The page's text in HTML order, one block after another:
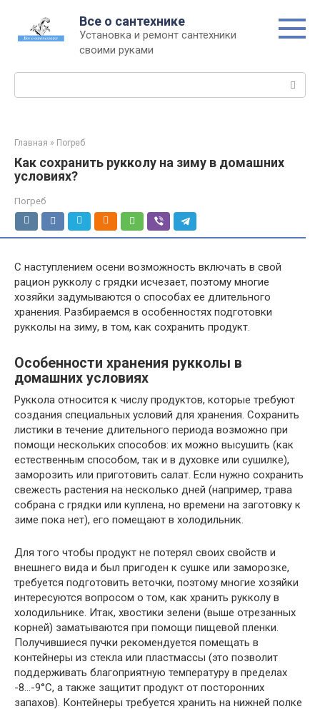
контенту
Все о сантехнике
Установка и ремонт сантехники
своими руками
Главная » Погреб
Как сохранить рукколу на зиму в домашних
условиях?
Погреб
С наступлением осени возможность включать в свой
рацион рукколу с грядки исчезает, поэтому многие
хозяйки задумываются о способах ее длительного
хранения. Разбираемся в особенностях подготовки
рукколы на зиму, в том, как сохранить продукт.
Особенности хранения рукколы в
домашних условиях
Руккола относится к числу продуктов, которые требуют
создания специальных условий для хранения. Сохранить
листики в течение длительного периода возможно при
помощи нескольких способов: их можно высушить (как
естественным способом, так и в духовке или сушилке),
заморозить или приготовить салат. Если нужно сохранить
свежесть растения на несколько дней (например, трава
собрана с грядки или куплена, но времени на заготовку к
зиме пока нет), его помещают в холодильник.
Для того чтобы продукт не потерял своих свойств и
внешнего вида и был пригоден к сушке или заморозке,
требуется подготовить веточки, поэтому многие хозяйки
интересуются вопросом о том, как хранить рукколу в
холодильнике. Итак, хвостики зелени (выше отрезанных
корней) заматываются при помощи пищевой пленки.
Получившиеся пучки рекомендуется помещать в
контейнеры из стекла или пластмассы (это позволит
поддерживать благоприятную температуру в пределах
-8…-9°C, а также защитит продукт от посторонних
запахов). Контейнеры требуется хранить на нижней полке